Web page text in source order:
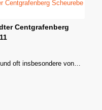
Centgrafenberg
oft insbesondere von…